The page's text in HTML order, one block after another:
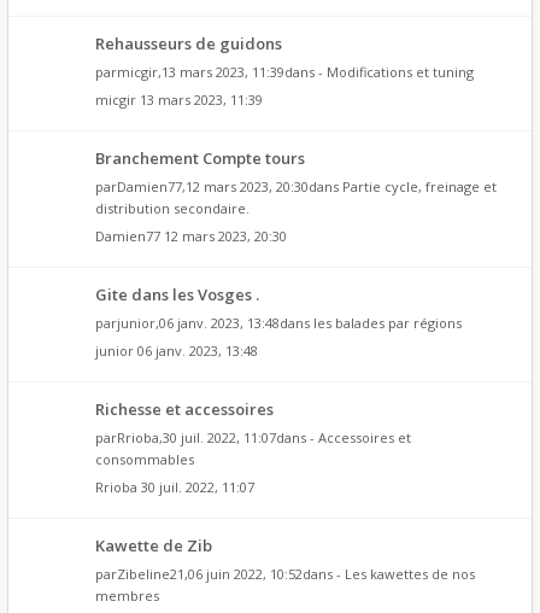
Rehausseurs de guidons
parmicgir,13 mars 2023, 11:39dans - Modifications et tuning
micgir 13 mars 2023, 11:39
Branchement Compte tours
parDamien77,12 mars 2023, 20:30dans Partie cycle, freinage et
distribution secondaire.
Damien77 12 mars 2023, 20:30
Gite dans les Vosges .
parjunior,06 janv. 2023, 13:48dans les balades par régions
junior 06 janv. 2023, 13:48
Richesse et accessoires
parRrioba,30 juil. 2022, 11:07dans - Accessoires et
consommables
Rrioba 30 juil. 2022, 11:07
Kawette de Zib
parZibeline21,06 juin 2022, 10:52dans - Les kawettes de nos
membres